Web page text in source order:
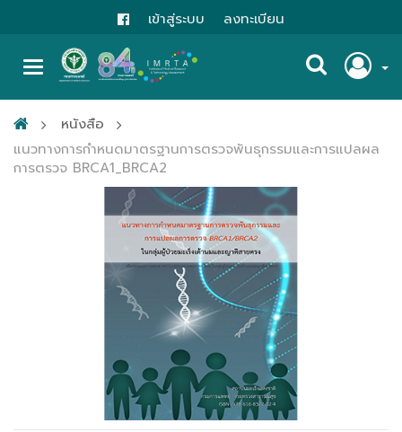
เข้าสู่ระบบ ลงทะเบียน
หนังสือ
แนวทางการกำหนดมาตรฐานการตรวจพันธุกรรมและการแปลผล
การตรวจ BRCA1_BRCA2